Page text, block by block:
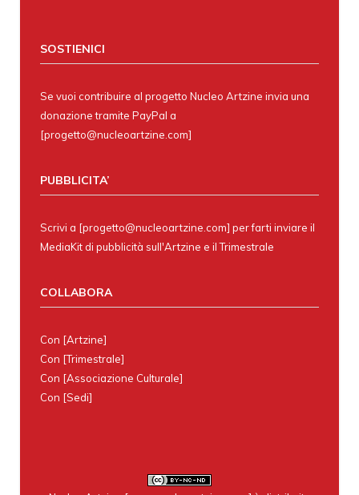
SOSTIENICI
Se vuoi contribuire al progetto Nucleo Artzine invia una
donazione tramite PayPal a
[progetto@nucleoartzine.com]
PUBBLICITA’
Scrivi a [progetto@nucleoartzine.com] per farti inviare il
MediaKit di pubblicità sull'Artzine e il Trimestrale
COLLABORA
Con [Artzine]
Con [Trimestrale]
Con [Associazione Culturale]
Con [Sedi]